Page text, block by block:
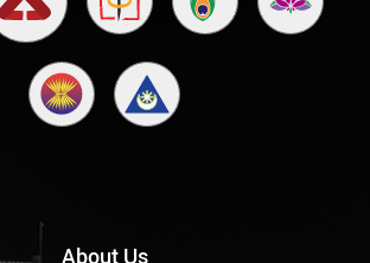
About Us